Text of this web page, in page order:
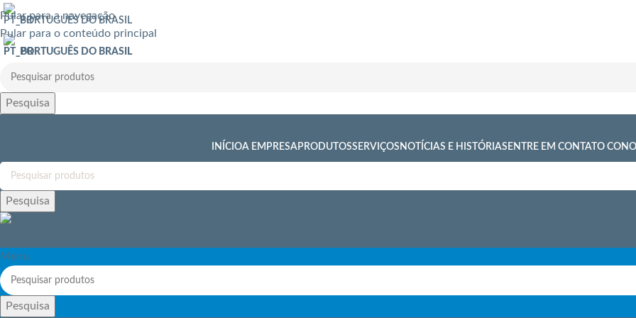
Pular para a navegação
Pular para o conteúdo principal
PORTUGUÊS DO BRASIL
PORTUGUÊS DO BRASIL
Pesquisa
INÍCIOA EMPRESA PRODUTOSSERVIÇOS NOTÍCIAS E HISTÓRIAS ENTRE EM CONTATO
Pesquisa
Menu
Pesquisa